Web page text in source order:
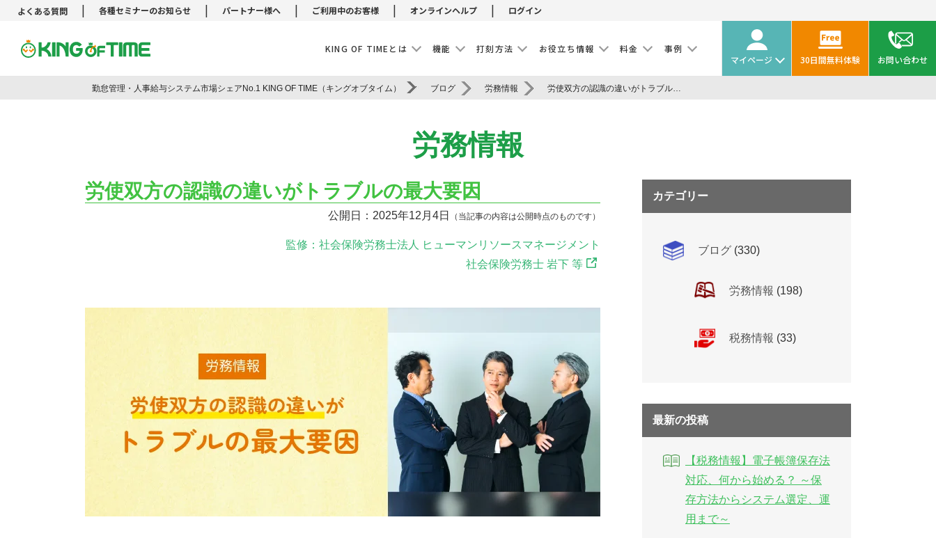
よくある質問 | 各種セミナーのお知らせ | パートナー様へ | ご利用中のお客様 | オンラインヘルプ | ログイン
KING OF TIMEとは 機能 打刻方法 お役立ち情報 料金
事例
マイページ
30日間無料体験 お問い合わせ
勤怠管理・人事給与システム市場シェアNo.1 KING OF TIME（キングオブタイム） ブログ 労務情報 労使双方の認識の違いがトラブルの最大要因
労務情報
労使双方の認識の違いがトラブルの最大要因
公開日：2025年12月4日 （当記事の内容は公開時点のものです）
監修：社会保険労務士法人 ヒューマンリソースマネージメント
社会保険労務士 岩下 等
カテゴリー
ブログ (330)
労務情報 (198)
税務情報 (33)
最新の投稿
【税務情報】電子帳簿保存法
対応、何から始める？ ～保
存方法からシステム選定、運
用まで～